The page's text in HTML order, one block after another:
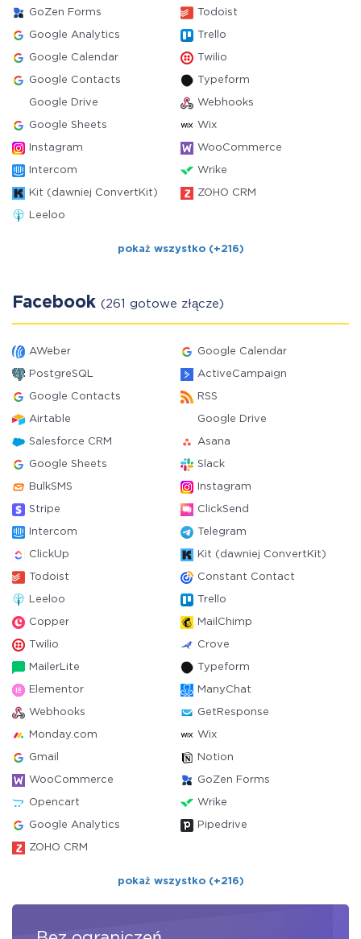
GoZen Forms Todoist
Google Analytics Trello
Google Calendar Twilio
Google Contacts Typeform
Google Drive Webhooks
Google Sheets Wix
Instagram WooCommerce
Intercom Wrike
Kit (dawniej ConvertKit) ZOHO CRM
Leeloo
pokaż wszystko (+216)
Facebook (261 gotowe złącze)
AWeber Google Calendar
PostgreSQL ActiveCampaign
Google Contacts RSS
Airtable Google Drive
Salesforce CRM Asana
Google Sheets Slack
BulkSMS Instagram
Stripe ClickSend
Intercom Telegram
ClickUp Kit (dawniej ConvertKit)
Todoist Constant Contact
Leeloo Trello
Copper MailChimp
Twilio Crove
MailerLite Typeform
Elementor ManyChat
Webhooks GetResponse
Monday.com Wix
Gmail Notion
WooCommerce GoZen Forms
Opencart Wrike
Google Analytics Pipedrive
ZOHO CRM
pokaż wszystko (+216)